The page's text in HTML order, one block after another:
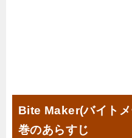
Bite Maker(バイト
巻のあらすじ